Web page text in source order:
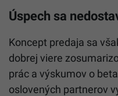
Úspech sa
Koncept predaja sa
dobrej viere
prác a výskumov o
oslovených partnerov